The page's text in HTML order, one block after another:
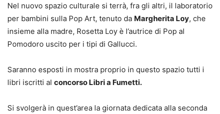
Nel nuovo spazio culturale si terrà, fra gli altri, il laboratorio
per bambini sulla Pop Art, tenuto da Margherita Loy, che
insieme alla madre, Rosetta Loy è l’autrice di Pop al
Pomodoro uscito per i tipi di Gallucci.
Saranno esposti in mostra proprio in questo spazio tutti i
libri iscritti al concorso Libri a Fumetti.
Si svolgerà in quest’area la giornata dedicata alla seconda